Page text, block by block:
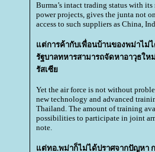
Burma’s intact trading status with
power projects, gives the junta not
access to such suppliers as China,
ต่การค้ากับเพื่อนบ้านของพม่าไม่ไ
รัฐบาลทหารสามารถจัดหาอาวุธให
รัสเซี
Yet the air force is not without
new technology and advanced
Thailand. The amount of training
possibilities to participate in joint
note.
ต่ทอ.พม่าก็ไม่ได้ปราศจากปัญหา ก